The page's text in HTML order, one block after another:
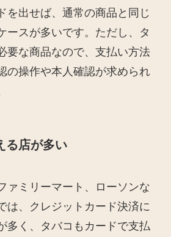
を出せば、通常の商品と同じ
ースが多いです。ただし、タ
要な商品なので、支払い方法
の操作や本人確認が求められ
る店が多い
ァミリーマート、ローソンな
は、クレジットカード決済に
多く、タバコもカードで支払